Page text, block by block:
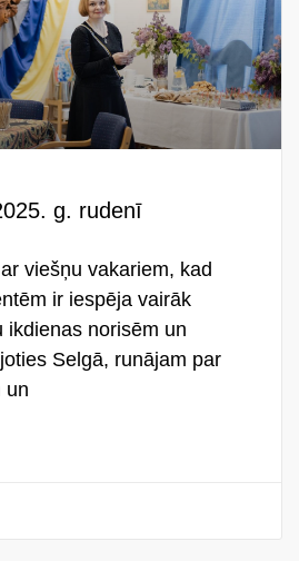
g. rudenī
viešņu vakariem, kad
ir iespēja vairāk
ikdienas norisēm un
Selgā, runājam par
un